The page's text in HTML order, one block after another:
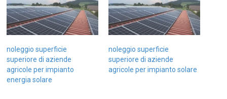
noleggio superficie
superiore di aziende
agricole per impianto
energia solare
noleggio superficie
superiore di aziende
agricole per impianto solare